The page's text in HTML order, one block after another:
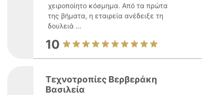
χειροποίητο κόσμημα. Από τα πρώτα
της βήματα, η εταιρεία ανέδειξε τη
δουλειά ...
10
Τεχνοτροπίες Βερβεράκη
Βασιλεία